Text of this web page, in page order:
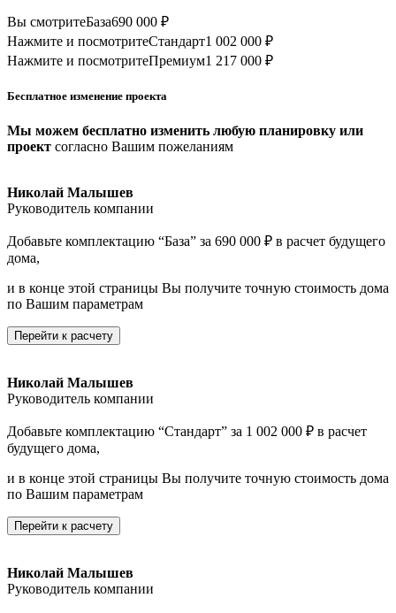
Вы смотритеБаза690 000 ₽
Нажмите и посмотритеСтандарт1 002 000 ₽
Нажмите и посмотритеПремиум1 217 000 ₽
Бесплатное изменение проекта
Мы можем бесплатно изменить любую планировку или
проект согласно Вашим пожеланиям
Николай Малышев
Руководитель компании
Добавьте комплектацию “База” за 690 000 ₽ в расчет будущего
дома,
и в конце этой страницы Вы получите точную стоимость дома
по Вашим параметрам
Перейти к расчету
Николай Малышев
Руководитель компании
Добавьте комплектацию “Стандарт” за 1 002 000 ₽ в расчет
будущего дома,
и в конце этой страницы Вы получите точную стоимость дома
по Вашим параметрам
Перейти к расчету
Николай Малышев
Руководитель компании